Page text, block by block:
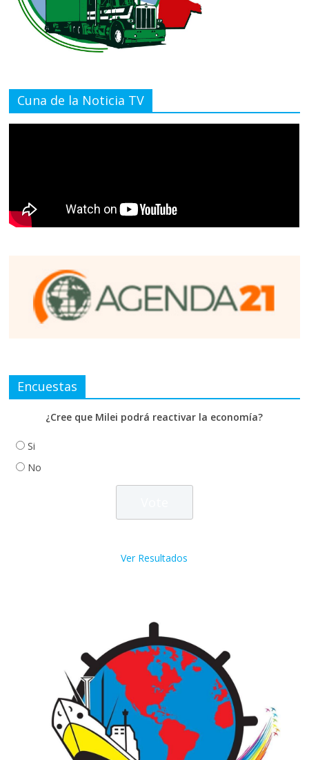
Cuna de la Noticia TV
Encuestas
¿Cree que Milei podrá reactivar la economía?
Si
No
Ver Resultados